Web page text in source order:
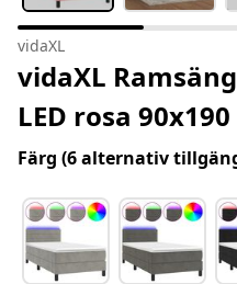
vidaXL
vidaXL
LED rosa
Färg (6 alternativ